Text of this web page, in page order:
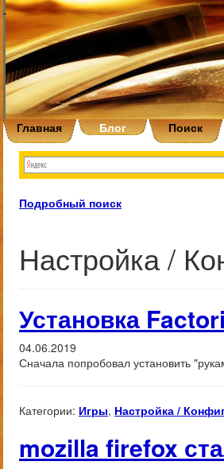
Главная Блог Поиск
Подробный поиск
Настройка /
Установка
04.06.2019
Сначала попробовал установить
Категории: Игры, Настройка /
mozilla firefox